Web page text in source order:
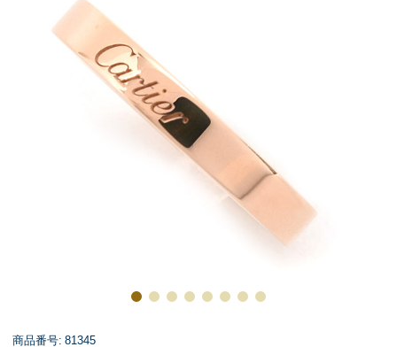
商品番号: 81345